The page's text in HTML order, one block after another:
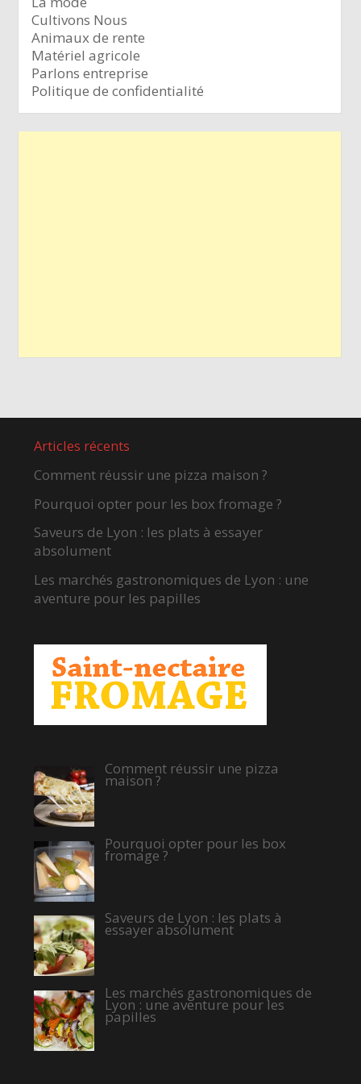
Cultivons Nous
Animaux de rente
Matériel agricole
Parlons entreprise
Politique de confidentialité
Articles récents
Comment réussir une pizza maison ?
Pourquoi opter pour les box fromage ?
Saveurs de Lyon : les plats à essayer
absolument
Les marchés gastronomiques de Lyon : une
aventure pour les papilles
Comment réussir une pizza
maison ?
Pourquoi opter pour les box
fromage ?
Saveurs de Lyon : les plats à
essayer absolument
Les marchés gastronomiques de
Lyon : une aventure pour les
papilles